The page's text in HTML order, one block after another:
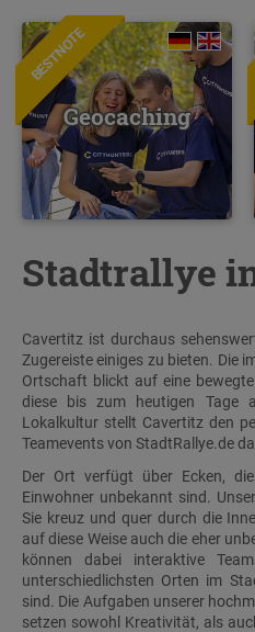
BESTNOTE
Geocaching
Stadtrallye
Cavertitz ist durchaus
Zugereiste einiges zu bieten. Die
Ortschaft blickt auf eine
diese bis zum heutigen Tage
Lokalkultur stellt Cavertitz den
Teamevents von StadtRallye.de
Der Ort verfügt über Ecken,
Einwohner unbekannt sind.
Sie kreuz und quer durch die
auf diese Weise auch die eher
können dabei interaktive
unterschiedlichsten Orten im
sind. Die Aufgaben unserer
setzen sowohl Kreativität, als